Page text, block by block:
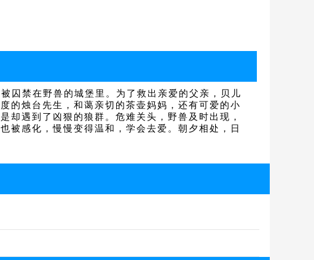
囚禁在野兽的城堡里。为了救出亲爱的父亲，贝儿
的烛台先生，和蔼亲切的茶壶妈妈，还有可爱的小
却遇到了凶狠的狼群。危难关头，野兽及时出现，
被感化，慢慢变得温和，学会去爱。朝夕相处，日